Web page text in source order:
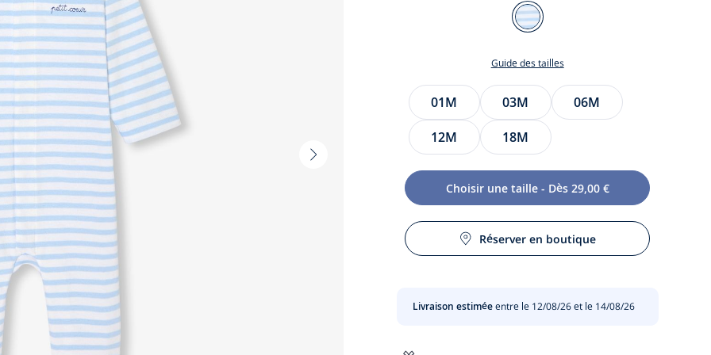
Vignette
Couleur
BLANC/BLEU
Guide des tailles
Taille
01M 03M
06M
12M
18M
Choisir une taille - Dès 29,00 €
Réserver en boutique
Livraison estiméeentre le 12/08/26 et le 14/08/26